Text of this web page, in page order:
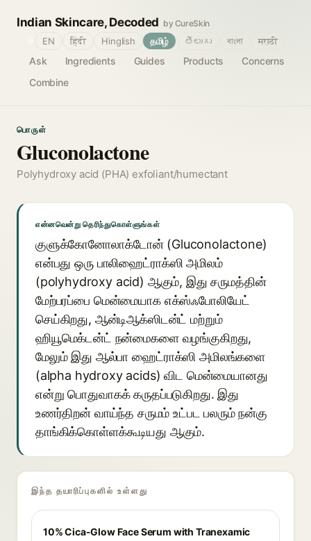
Indian Skincare, Decoded by CureSkin
Ask Ingredients Guides Products
Concerns
Combine
EN हिंदी Hinglish தமிழ் తెలుగు বাংলা मराठी
பொருள்
Gluconolactone
Polyhydroxy acid (PHA) exfoliant/humectant
என்னவென்று தெரிந்துகொள்ளுங்கள்
குளுக்கோனோலாக்டோன் (Gluconolactone)
என்பது ஒரு பாலிஹைட்ராக்ஸி அமிலம்
(polyhydroxy acid) ஆகும், இது சருமத்தின்
மேற்பரப்பை மென்மையாக எக்ஸ்ஃபோலியேட்
செய்கிறது, ஆன்டிஆக்ஸிடன்ட் மற்றும்
ஹியூமெக்டன்ட் நன்மைகளை வழங்குகிறது,
மேலும் இது ஆல்பா ஹைட்ராக்ஸி அமிலங்களை
(alpha hydroxy acids) விட மென்மையானது
என்று பொதுவாகக் கருதப்படுகிறது. இது
உணர்திறன் வாய்ந்த சருமம் உட்பட பலரும் நன்கு
தாங்கிக்கொள்ளக்கூடியது ஆகும்.
இந்த தயாரிப்புகளில் உள்ளது
10% Cica-Glow Face Serum with Tranexamic